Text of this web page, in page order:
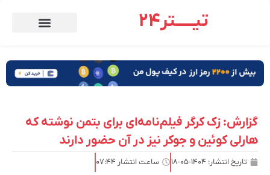
تیـــــتر24
گزارش: زک کرگر فیلم‌نامه‌ای برای بتمن نوشته که
هارلی کوئین و جوکر نیز در آن حضور دارند
تاریخ انتشار: ۱۴۰۴-۰۵-۱۸ ساعت انتشار ۰۷:۴۴